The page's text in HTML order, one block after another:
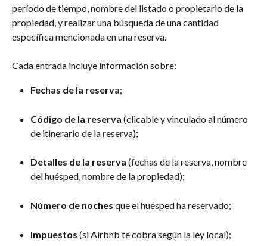
período de tiempo, nombre del listado o propietario de la
propiedad, y realizar una búsqueda de una cantidad
específica mencionada en una reserva.
Cada entrada incluye información sobre:
Fechas de la reserva;
Código de la reserva (clicable y vinculado al número
de itinerario de la reserva);
Detalles de la reserva (fechas de la reserva, nombre
del huésped, nombre de la propiedad);
Número de noches que el huésped ha reservado;
Impuestos (si Airbnb te cobra según la ley local);